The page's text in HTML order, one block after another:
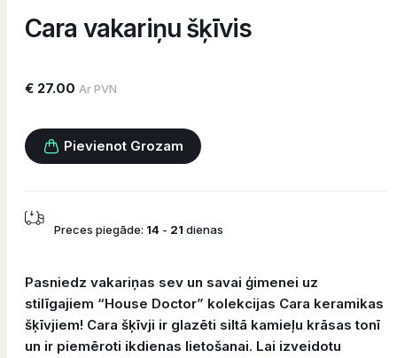
Cara vakariņu šķīvis
€ 27.00 Ar PVN
Pievienot Grozam
Preces piegāde: 14 - 21 dienas
Pasniedz vakariņas sev un savai ģimenei uz
stilīgajiem “House Doctor” kolekcijas Cara keramikas
šķīvjiem! Cara šķīvji ir glazēti siltā kamieļu krāsas tonī
un ir piemēroti ikdienas lietošanai. Lai izveidotu